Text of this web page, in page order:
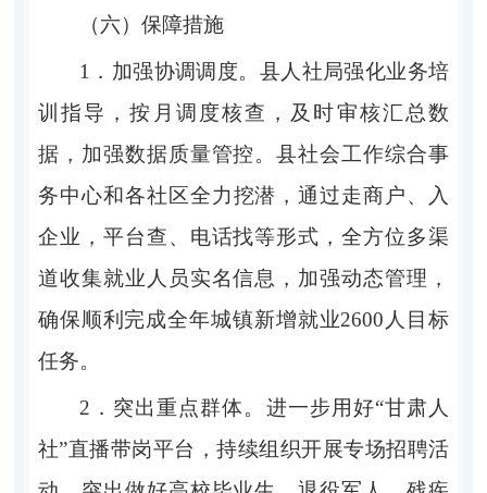
（六）保障措施
1． 加强协调调度。 县人社局强化业务培
训指导，按月调度核查，及时审核汇总数
据，加强数据质量管控。县社会工作综合事
务中心和各社区全力挖潜，通过走商户、入
企业，平台查、电话找等形式，全方位多渠
道收集就业人员实名信息，加强动态管理，
确保顺利完成全年城镇新增就业2600 人目标
任务。
2． 突出重点群体。 进一步用好“甘肃人
社”直播带岗平台，持续组织开展专场招聘活